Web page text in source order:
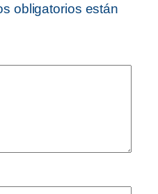
obligatorios están